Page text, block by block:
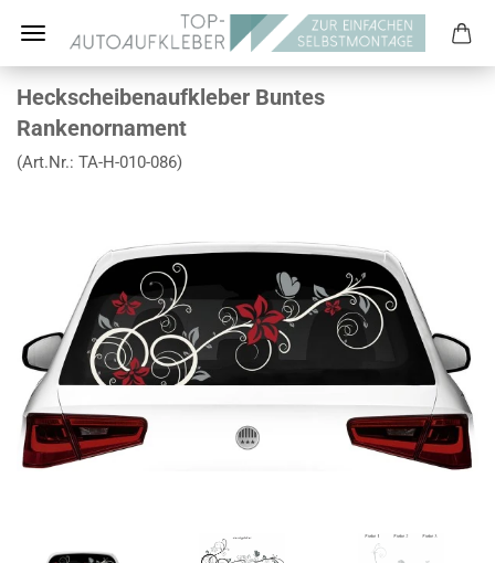
Heckscheibenaufkleber Buntes
Rankenornament
(Art.Nr.: TA-H-010-086)